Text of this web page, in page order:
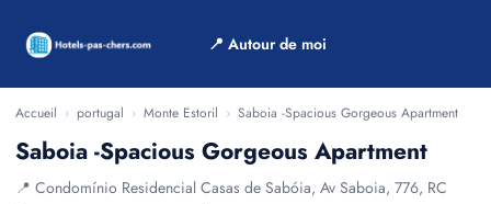
📍 Autour de moi
Accueil › portugal › Monte Estoril › Saboia -Spacious Gorgeous Apartment
Saboia -Spacious Gorgeous Apartment
📍 Condomínio Residencial Casas de Sabóia, Av Saboia, 776, RC